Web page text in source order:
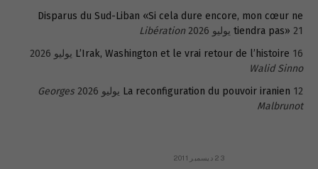
Disparus du Sud-Liban «Si cela dure encore, mon cœur ne
tiendra pas» 21 يوليو 2026
Libération
L’Irak, Washington et le vrai retour de l’histoire 16 يوليو 2026
Walid Sinno
La reconfiguration du pouvoir iranien 12 يوليو 2026
Georges
Malbrunot
23 ديسمبر 2011